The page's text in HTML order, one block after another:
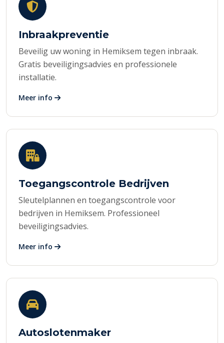
Inbraakpreventie
Beveilig uw woning in Hemiksem tegen inbraak.
Gratis beveiligingsadvies en professionele
installatie.
Meer info
Toegangscontrole Bedrijven
Sleutelplannen en toegangscontrole voor
bedrijven in Hemiksem. Professioneel
beveiligingsadvies.
Meer info
Autoslotenmaker